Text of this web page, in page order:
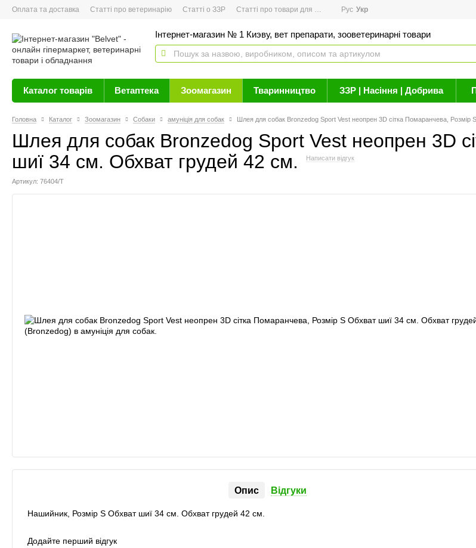
Оплата та доставка Статті про ветеринарію Статті о ЗЗР Статті про товари для здоров'я Новини
Рус Укр
Інтернет-магазин № 1 Киэву, вет препарати, зооветеринарні товари
Каталог товарів Ветаптека Зоомагазин Тваринництво ЗЗР | Насіння | Добрива
Головна Каталог Зоомагазин Собаки амуніція для собак Шлея для собак Bronzedog Sport Vest неопрен 3D сітка Помаранчева, Розмір
Шлея для собак Bronzedog Sport Vest неопрен 3D
шиї 34 см. Обхват грудей 42 см.
Написати відгук
Артикул: 76404/Т
Опис Відгуки
Нашийник, Розмір S Обхват шиї 34 см. Обхват грудей 42 см.
Додайте перший відгук